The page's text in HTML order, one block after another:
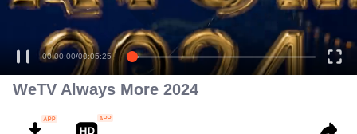
00:00:00/00:05:25
WeTV Always More 2024